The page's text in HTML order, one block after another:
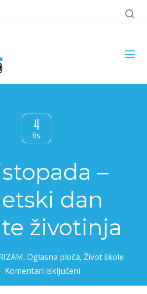
4
lis
–
dan
životinja
, Oglasna ploča, Život škole
Komentari isključeni